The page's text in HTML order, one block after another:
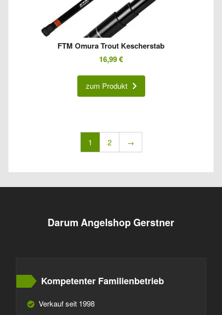
FTM Omura Trout Kescherstab
16,99€
zum Produkt
1 2 →
Darum Angelshop Gerstner
Kompetenter Familienbetrieb
Verkauf seit 1998